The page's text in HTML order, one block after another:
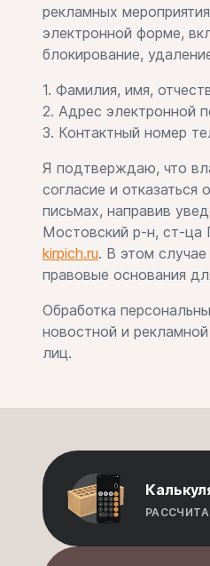
рекламных
электронной форме,
блокирование,
1. Фамилия, имя,
2. Адрес электронной
3. Контактный номер
Я подтверждаю, что
согласие и
письмах, направив
Мостовский р-н, ст-ца
kirpich.ru. В этом
правовые основания
Обработка
новостной и
лиц.